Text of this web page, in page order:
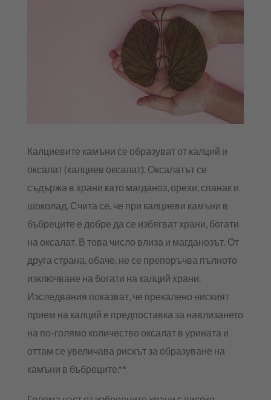
Калциевите камъни се образуват от калций и
оксалат (калциев оксалат). Оксалатът се
съдържа в храни като магданоз, орехи, спанак и
шоколад. Счита се, че при калциеви камъни в
бъбреците е добре да се избягват храни, богати
на оксалат. В това число влиза и магданозът. От
друга страна, обаче, не се препоръчва пълното
изключване на богати на калций храни.
Изследвания показват, че прекалено ниският
прием на калций е предпоставка за навлизането
на по-голямо количество оксалат в урината и
оттам се увеличава рискът за образуване на
камъни в бъбреците.**